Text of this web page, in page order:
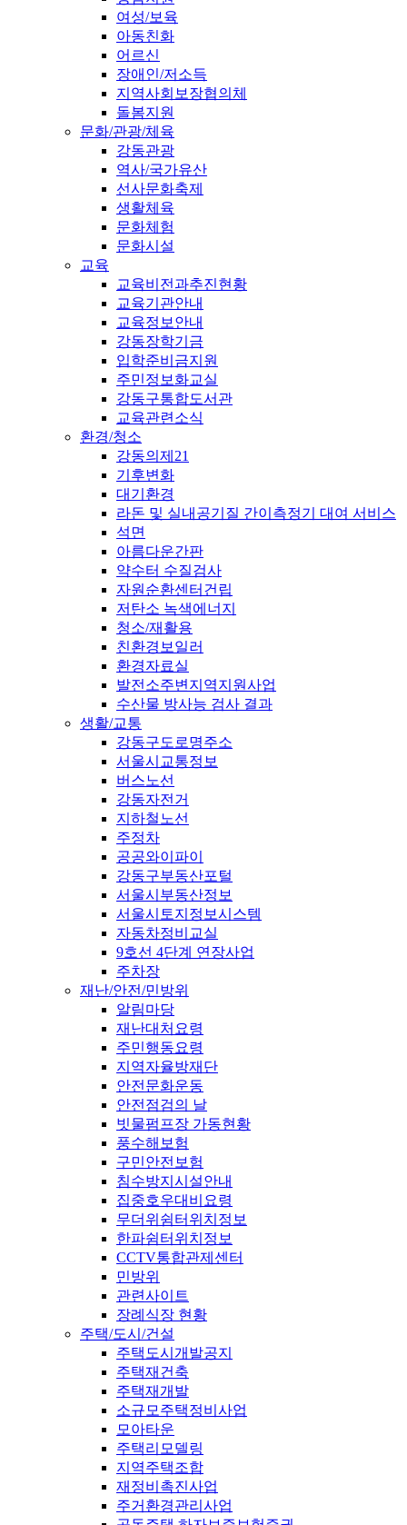
여성/보육
아동친화
어르신
장애인/저소득
지역사회보장협의체
돌봄지원
문화/관광/체육
강동관광
역사/국가유산
선사문화축제
생활체육
문화체험
문화시설
교육
교육비전과추진현황
교육기관안내
교육정보안내
강동장학기금
입학준비금지원
주민정보화교실
강동구통합도서관
교육관련소식
환경/청소
강동의제21
기후변화
대기환경
라돈 및 실내공기질 간이측정기 대여 서비스
석면
아름다운간판
약수터 수질검사
자원순환센터건립
저탄소 녹색에너지
청소/재활용
친환경보일러
환경자료실
발전소주변지역지원사업
수산물 방사능 검사 결과
생활/교통
강동구도로명주소
서울시교통정보
버스노선
강동자전거
지하철노선
주정차
공공와이파이
강동구부동산포털
서울시부동산정보
서울시토지정보시스템
자동차정비교실
9호선 4단계 연장사업
주차장
재난/안전/민방위
알림마당
재난대처요령
주민행동요령
지역자율방재단
안전문화운동
안전점검의 날
빗물펌프장 가동현황
풍수해보험
구민안전보험
침수방지시설안내
집중호우대비요령
무더위쉼터위치정보
한파쉼터위치정보
CCTV통합관제센터
민방위
관련사이트
장례식장 현황
주택/도시/건설
주택도시개발공지
주택재건축
주택재개발
소규모주택정비사업
모아타운
주택리모델링
지역주택조합
재정비촉진사업
주거환경관리사업